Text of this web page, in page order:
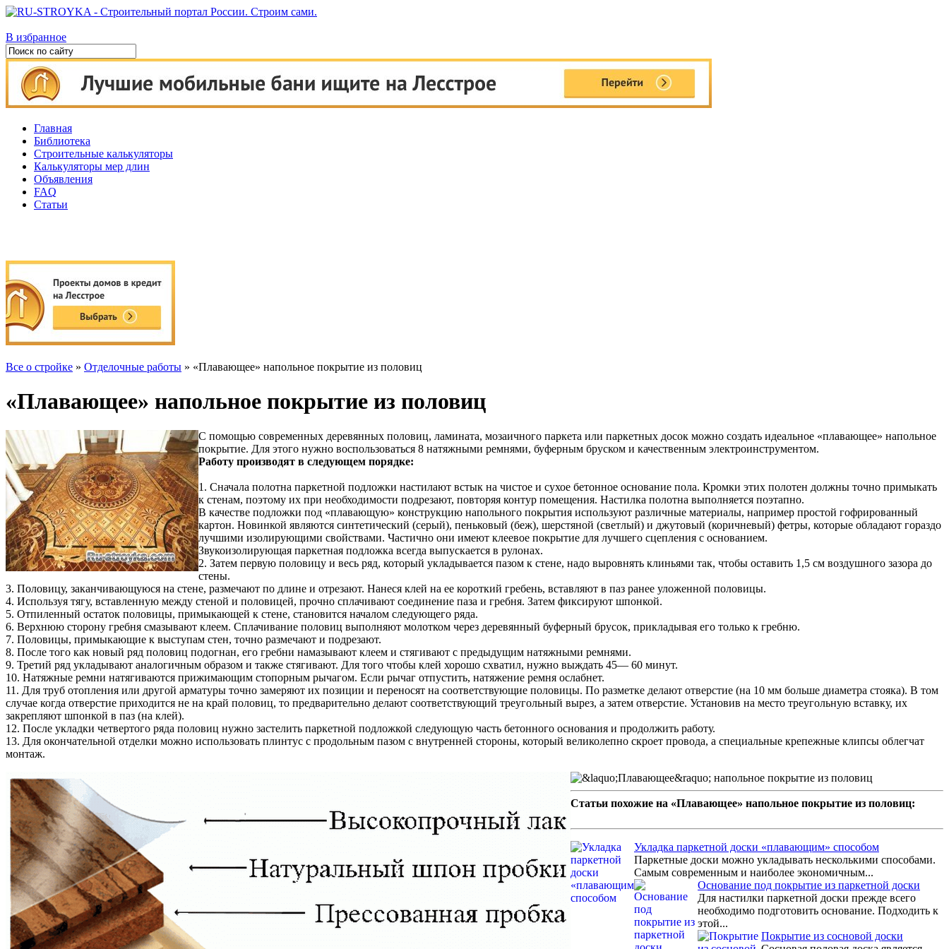
В избранное
Главная
Библиотека
Строительные калькуляторы
Калькуляторы мер длин
Объявления
FAQ
Статьи
Все о стройке » Отделочные работы » «Плавающее» напольное покрытие из половиц
«Плавающее» напольное покрытие из половиц
С помощью современных деревянных половиц, ламината, мозаичного паркета или паркетных досок можно создать идеальное «плавающее» напольное
покрытие. Для этого нужно воспользоваться 8 натяжными ремнями, буферным бруском и качественным электроинструментом.
Работу производят в следующем порядке:
1. Сначала полотна паркетной подложки настилают встык на чистое и сухое бетонное основание пола. Кромки этих полотен должны точно примыкать
к стенам, поэтому их при необходимости подрезают, повторяя контур помещения. Настилка полотна выполняется поэтапно.
В качестве подложки под «плавающую» конструкцию напольного покрытия используют различные материалы, например простой гофрированный
картон. Новинкой являются синтетический (серый), пеньковый (беж), шерстяной (светлый) и джутовый (коричневый) фетры, которые обладают гораздо
лучшими изолирующими свойствами. Частично они имеют клеевое покрытие для лучшего сцепления с основанием.
Звукоизолирующая паркетная подложка всегда выпускается в рулонах.
2. Затем первую половицу и весь ряд, который укладывается пазом к стене, надо выровнять клиньями так, чтобы оставить 1,5 см воздушного зазора до
стены.
3. Половицу, заканчивающуюся на стене, размечают по длине и отрезают. Нанеся клей на ее короткий гребень, вставляют в паз ранее уложенной половицы.
4. Используя тягу, вставленную между стеной и половицей, прочно сплачивают соединение паза и гребня. Затем фиксируют шпонкой.
5. Отпиленный остаток половицы, примыкающей к стене, становится началом следующего ряда.
6. Верхнюю сторону гребня смазывают клеем. Сплачивание половиц выполняют молотком через деревянный буферный брусок, прикладывая его только к гребню.
7. Половицы, примыкающие к выступам стен, точно размечают и подрезают.
8. После того как новый ряд половиц подогнан, его гребни намазывают клеем и стягивают с предыдущим натяжными ремнями.
9. Третий ряд укладывают аналогичным образом и также стягивают. Для того чтобы клей хорошо схватил, нужно выждать 45— 60 минут.
10. Натяжные ремни натягиваются прижимающим стопорным рычагом. Если рычаг отпустить, натяжение ремня ослабнет.
11. Для труб отопления или другой арматуры точно замеряют их позиции и переносят на соответствующие половицы. По разметке делают отверстие (на 10 мм больше диаметра стояка). В том
случае когда отверстие приходится не на край половиц, то предварительно делают соответствующий треугольный вырез, а затем отверстие. Установив на место треугольную вставку, их
закрепляют шпонкой в паз (на клей).
12. После укладки четвертого ряда половиц нужно застелить паркетной подложкой следующую часть бетонного основания и продолжить работу.
13. Для окончательной отделки можно использовать плинтус с продольным пазом с внутренней стороны, который великолепно скроет провода, а специальные крепежные клипсы облегчат
монтаж.
Статьи похожие на «Плавающее» напольное покрытие из половиц:
Укладка паркетной доски «плавающим» способом
Паркетные доски можно укладывать несколькими способами.
Самым современным и наиболее экономичным...
Основание под покрытие из паркетной доски
Для настилки паркетной доски прежде всего
необходимо подготовить основание. Подходить к
этой...
Покрытие из сосновой доски